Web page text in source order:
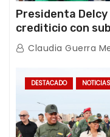
Presidenta
crediticio con
con Juntas de
Claudia Guerra
DESTACADO NOTICIAS